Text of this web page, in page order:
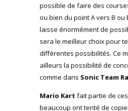
possible de faire des
ou bien du point A vers B ou
laisse énormément de
sera le meilleur choix pour
différentes possibilités. Ce
ailleurs la possibilité de
comme dans Sonic Team
Mario Kart fait partie de
beaucoup ont tenté de